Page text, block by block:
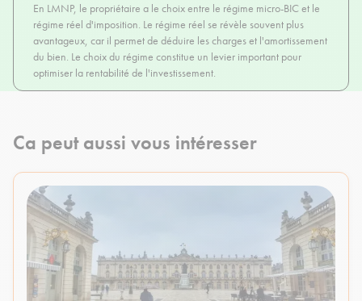
En LMNP, le propriétaire a le choix entre le régime micro-BIC et le
régime réel d'imposition. Le régime réel se révèle souvent plus
avantageux, car il permet de déduire les charges et l'amortissement
du bien. Le choix du régime constitue un levier important pour
optimiser la rentabilité de l'investissement.
Ca peut aussi vous intéresser